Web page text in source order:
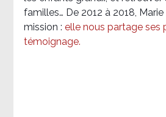
familles… De 2012 à 2018,
mission : elle nous partage ses
témoignage.